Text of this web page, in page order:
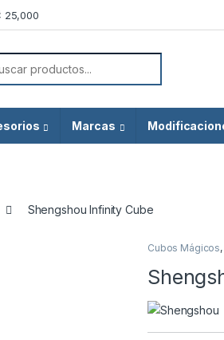
25,000
for:
Marcas
Shengshou Infinity Cube
Cubos Mágicos,